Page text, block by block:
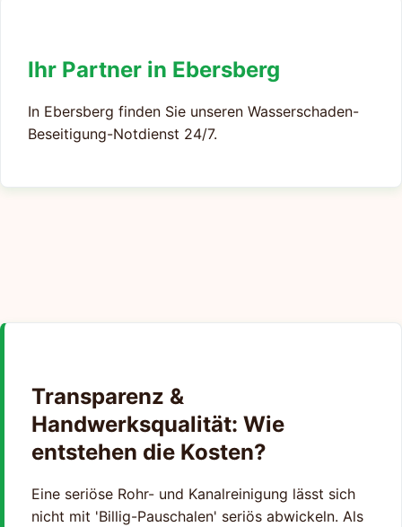
Ihr Partner in Ebersberg
In Ebersberg finden Sie unseren Wasserschaden-
Beseitigung-Notdienst 24/7.
Transparenz &
Handwerksqualität: Wie
entstehen die Kosten?
Eine seriöse Rohr- und Kanalreinigung lässt sich
nicht mit 'Billig-Pauschalen' seriös abwickeln. Als